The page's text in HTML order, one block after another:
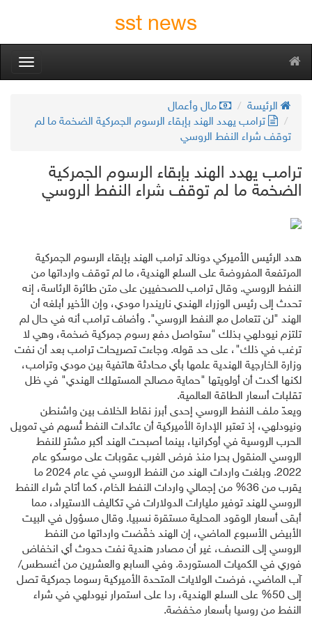
sst news
الرئيسة
مال وأعمال
ترامب يهدد الهند بإبقاء الرسوم الجمركية الضخمة ما لم
توقف شراء النفط الروسي
ترامب يهدد الهند بإبقاء الرسوم الجمركية
الضخمة ما لم توقف شراء النفط الروسي
هدد الرئيس الأميركي دونالد ترامب الهند بإبقاء الرسوم الجمركية
المرتفعة المفروضة على السلع الهندية، ما لم توقف وارداتها من
النفط الروسي. وقال ترامب للصحفيين على متن طائرة الرئاسة، إنه
تحدث إلى رئيس الوزراء الهندي ناريندرا مودي، وإن الأخير أبلغه أن
الهند "لن تتعامل مع النفط الروسي". وأضاف ترامب أنه في حال لم
تلتزم نيودلهي بذلك "ستواصل دفع رسوم جمركية ضخمة، وهي لا
ترغب في ذلك"، على حد قوله. وجاءت تصريحات ترامب بعد أن نفت
وزارة الخارجية الهندية علمها بأي محادثة هاتفية بين مودي وترامب،
لكنها أكدت أن أولويتها "حماية مصالح المستهلك الهندي" في ظل
تقلبات أسعار الطاقة العالمية.
ويعدّ ملف النفط الروسي إحدى أبرز نقاط الخلاف بين واشنطن
ونيودلهي، إذ تعتبر الإدارة الأميركية أن عائدات النفط تُسهم في تمويل
الحرب الروسية في أوكرانيا، بينما أصبحت الهند أكبر مشترٍ للنفط
الروسي المنقول بحرا منذ فرض الغرب عقوبات على موسكو عام
2022. وبلغت واردات الهند من النفط الروسي في عام 2024 ما
يقرب من 36% من إجمالي واردات النفط الخام، كما أتاح شراء النفط
الروسي للهند توفير مليارات الدولارات في تكاليف الاستيراد، مما
أبقى أسعار الوقود المحلية مستقرة نسبيا. وقال مسؤول في البيت
الأبيض الأسبوع الماضي، إن الهند خفّضت وارداتها من النفط
الروسي إلى النصف، غير أن مصادر هندية نفت حدوث أي انخفاض
فوري في الكميات المستوردة. وفي السابع والعشرين من أغسطس/
آب الماضي، فرضت الولايات المتحدة الأميركية رسوما جمركية تصل
إلى 50% على السلع الهندية، ردا على استمرار نيودلهي في شراء
النفط من روسيا بأسعار مخفضة.